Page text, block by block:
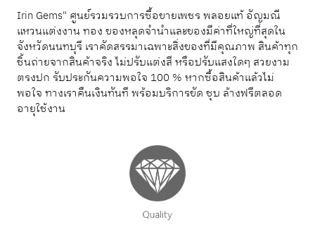
Irin Gems" ศูนย์รวมรวบการซื้อขายเพชร พลอยแท้ อัญมณี
แหวนแต่งงาน ทอง ของหลุดจำนำและของมีค่าที่ใหญ่ที่สุดใน
จังหวัดนนทบุรี เราคัดสรรมาเฉพาะสิ่งของที่มีคุณภาพ สินค้าทุก
ชิ้นถ่ายจากสินค้าจริง ไม่ปรับแต่งสี หรือปรับแสงใดๆ สวยงาม
ตรงปก รับประกันความพอใจ 100 % หากซื้อสินค้าแล้วไม่
พอใจ ทางเราคืนเงินทันที พร้อมบริการขัด ชุบ ล้างฟรีตลอด
อายุใช้งาน